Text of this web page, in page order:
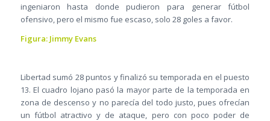
ingeniaron hasta donde pudieron para generar fútbol
ofensivo, pero el mismo fue escaso, solo 28 goles a favor.
Figura: Jimmy Evans
Libertad sumó 28 puntos y finalizó su temporada en el puesto
13. El cuadro lojano pasó la mayor parte de la temporada en
zona de descenso y no parecía del todo justo, pues ofrecían
un fútbol atractivo y de ataque, pero con poco poder de